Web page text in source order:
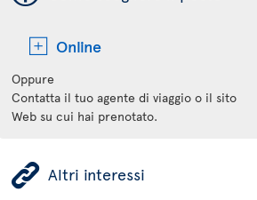
Online
Oppure
Contatta il tuo agente di viaggio o il sito
Web su cui hai prenotato.
ÿ Altri interessi